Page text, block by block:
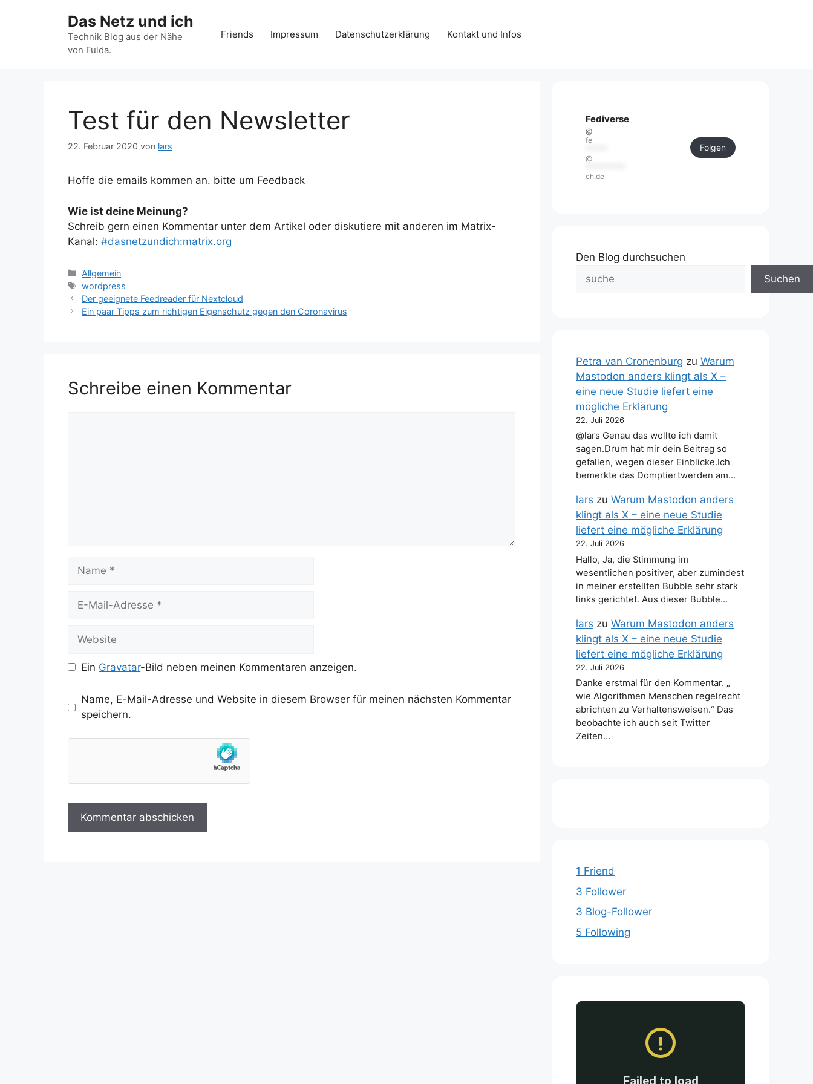
Das Netz und ich
Technik Blog aus der Nähe
von Fulda.
Friends Impressum Datenschutzerklärung Kontakt und Infos
Test für den Newsletter
22. Februar 2020 von lars
Hoffe die emails kommen an. bitte um Feedback
Wie ist deine Meinung?
Schreib gern einen Kommentar unter dem Artikel oder diskutiere mit anderen im Matrix-
Kanal: #dasnetzundich:matrix.org
Kategorien
Allgemein
Schlagwörter
wordpress
Der geeignete Feedreader für Nextcloud
Ein paar Tipps zum richtigen Eigenschutz gegen den Coronavirus
Schreibe einen Kommentar
Mail-
Ein Gravatar-Bild neben meinen Kommentaren anzeigen.
Name, E-Mail-Adresse und Website in diesem Browser für meinen nächsten Kommentar
speichern.
Fediverse
@
fe
@
ch.de
Folgen
Den Blog durchsuchen
Suchen
Petra van Cronenburg zu Warum
Mastodon anders klingt als X –
eine neue Studie liefert eine
mögliche Erklärung
22. Juli 2026
@lars Genau das wollte ich damit
sagen.Drum hat mir dein Beitrag so
gefallen, wegen dieser Einblicke.Ich
bemerkte das Domptiertwerden am…
lars zu Warum Mastodon anders
klingt als X – eine neue Studie
liefert eine mögliche Erklärung
22. Juli 2026
Hallo, Ja, die Stimmung im
wesentlichen positiver, aber zumindest
in meiner erstellten Bubble sehr stark
links gerichtet. Aus dieser Bubble…
lars zu Warum Mastodon anders
klingt als X – eine neue Studie
liefert eine mögliche Erklärung
22. Juli 2026
Danke erstmal für den Kommentar. „
wie Algorithmen Menschen regelrecht
abrichten zu Verhaltensweisen.“ Das
beobachte ich auch seit Twitter
Zeiten…
1 Friend
3 Follower
3 Blog-Follower
5 Following